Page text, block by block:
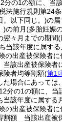
分の1の額に、当
法施行規則第24
。以下同じ。)の属
)の前月(多胎妊娠
翌々月までの期間(
当該年度に属す
の出産被保険者
該出産被保険者
険者均等割額(第1
た場合にあっては
分の1の額に、当
当該年度に属する
の出産被保険者
割額 当該出産被